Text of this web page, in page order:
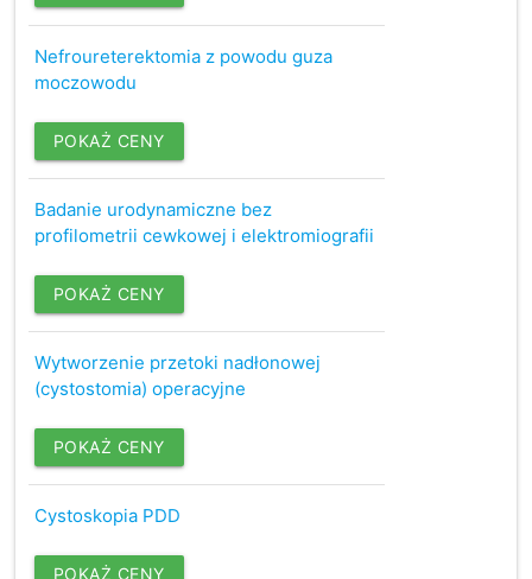
Nefroureterektomia z powodu guza
moczowodu
POKAŻ CENY
Badanie urodynamiczne bez
profilometrii cewkowej i elektromiografii
POKAŻ CENY
Wytworzenie przetoki nadłonowej
(cystostomia) operacyjne
POKAŻ CENY
Cystoskopia PDD
POKAŻ CENY